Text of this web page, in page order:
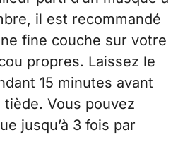
il est recommandé
fine couche sur votre
propres. Laissez le
15 minutes avant
tiède. Vous pouvez
jusqu’à 3 fois par